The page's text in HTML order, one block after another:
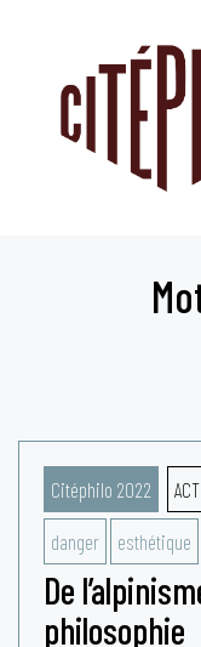
Citéphilo 2022
danger esthétique
De
philosophie